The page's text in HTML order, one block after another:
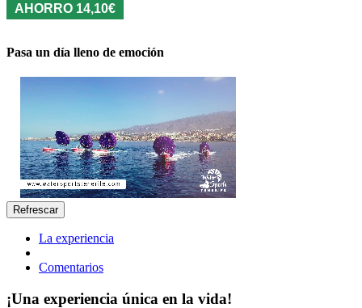
AHORRO 14,10€
Pasa un día lleno de emoción
La experiencia
Comentarios
¡Una experiencia única en la vida!